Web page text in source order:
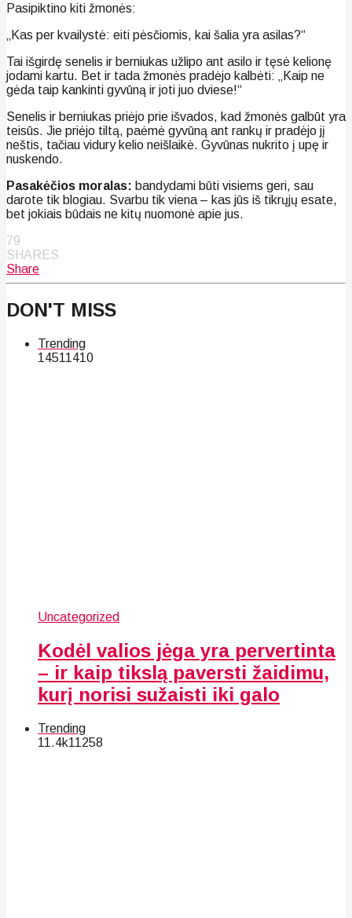
Pasipiktino kiti žmonės:
„Kas per kvailystė: eiti pėsčiomis, kai šalia yra asilas?“
Tai išgirdę senelis ir berniukas užlipo ant asilo ir tęsė kelionę
jodami kartu. Bet ir tada žmonės pradėjo kalbėti: „Kaip ne
gėda taip kankinti gyvūną ir joti juo dviese!“
Senelis ir berniukas priėjo prie išvados, kad žmonės galbūt yra
teisūs. Jie priėjo tiltą, paėmė gyvūną ant rankų ir pradėjo jį
neštis, tačiau vidury kelio neišlaikė. Gyvūnas nukrito į upę ir
nuskendo.
Pasakėčios moralas: bandydami būti visiems geri, sau
darote tik blogiau. Svarbu tik viena – kas jūs iš tikrųjų esate,
bet jokiais būdais ne kitų nuomonė apie jus.
79
SHARES
Share
DON'T MISS
Trending
14511410
Uncategorized
Kodėl valios jėga yra pervertinta
– ir kaip tikslą paversti žaidimu,
kurį norisi sužaisti iki galo
Trending
11.4k11258